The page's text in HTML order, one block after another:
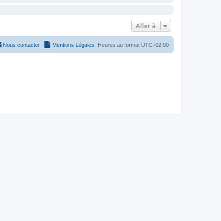
Aller à
Heures au format UTC+02:00
Mentions Légales
Nous contacter